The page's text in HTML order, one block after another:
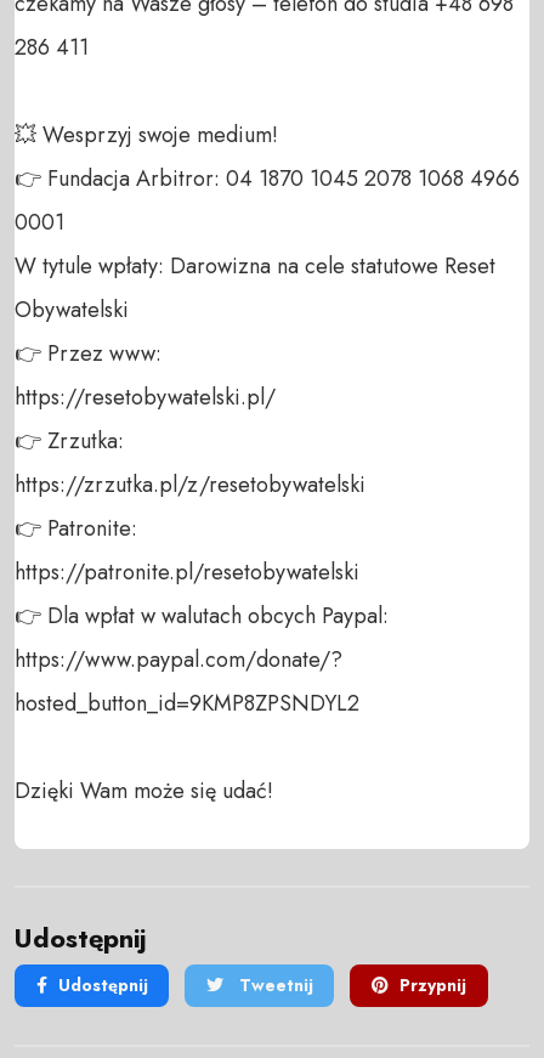
286 411
💥 Wesprzyj swoje medium!
👉 Fundacja Arbitror: 04 1870 1045 2078 1068 4966
0001
W tytule wpłaty: Darowizna na cele statutowe Reset
Obywatelski
👉 Przez www:
https://resetobywatelski.pl/
👉 Zrzutka:
https://zrzutka.pl/z/resetobywatelski
👉 Patronite:
https://patronite.pl/resetobywatelski
👉 Dla wpłat w walutach obcych Paypal:
https://www.paypal.com/donate/?
hosted_button_id=9KMP8ZPSNDYL2
Dzięki Wam może się udać!
Udostępnij
Udostępnij Tweetnij Przypnij